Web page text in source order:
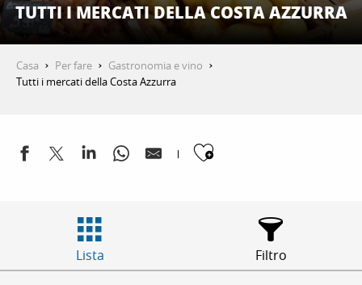
TUTTI I MERCATI DELLA COSTA AZZURRA
Casa Per fare
Gastronomia e vino
Tutti i mercati della Costa Azzurra
Ajouter aux
Lista Filtro